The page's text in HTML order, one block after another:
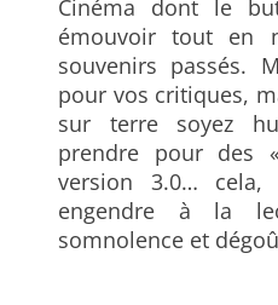
Cinéma dont le
émouvoir tout en
souvenirs passés.
pour vos critiques,
sur terre soyez
prendre pour des
version 3.0…
engendre à la
somnolence et